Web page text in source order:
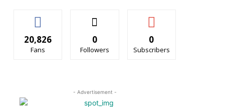
20,826
Fans
0
Followers
0
Subscribers
- Advertisement -